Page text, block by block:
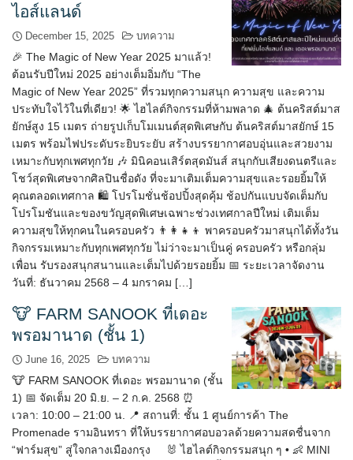
ไอส์แลนด์
December 15, 2025 บทความ
🎉 The Magic of New Year 2025 มาแล้ว!
ต้อนรับปีใหม่ 2025 อย่างเต็มอิ่มกับ “The
Magic of New Year 2025” ที่รวมทุกความสนุก ความสุข และความ
ประทับใจไว้ในที่เดียว! 🌟 ไฮไลต์กิจกรรมที่ห้ามพลาด 🎄 ต้นคริสต์มาส
ยักษ์สูง 15 เมตร ถ่ายรูปเก็บโมเมนต์สุดพิเศษกับ ต้นคริสต์มาสยักษ์ 15
เมตร พร้อมไฟประดับระยิบระยับ สร้างบรรยากาศอบอุ่นและสวยงาม
เหมาะกับทุกเพศทุกวัย 🎶 มินิคอนเสิร์ตสุดมันส์ สนุกกับเสียงดนตรีและ
โชว์สุดพิเศษจากศิลปินชื่อดัง ที่จะมาเติมเต็มความสุขและรอยยิ้มให้
คุณตลอดเทศกาล 🛍️ โปรโมชั่นช้อปปิ้งสุดคุ้ม ช้อปกันแบบจัดเต็มกับ
โปรโมชันและของขวัญสุดพิเศษเฉพาะช่วงเทศกาลปีใหม่ เติมเต็ม
ความสุขให้ทุกคนในครอบครัว 👨‍👩‍👧‍👦 พาครอบครัวมาสนุกได้ทั้งวัน
กิจกรรมเหมาะกับทุกเพศทุกวัย ไม่ว่าจะมาเป็นคู่ ครอบครัว หรือกลุ่ม
เพื่อน รับรองสนุกสนานและเต็มไปด้วยรอยยิ้ม 📅 ระยะเวลาจัดงาน
วันที่: ธันวาคม 2568 – 4 มกราคม […]
🐮 FARM SANOOK ที่เดอะ
พรอมานาด (ชั้น 1)
June 16, 2025 บทความ
🐮 FARM SANOOK ที่เดอะ พรอมานาด (ชั้น
1) 📅 จัดเต็ม 20 มิ.ย. – 2 ก.ค. 2568 ⏰
เวลา: 10:00 – 21:00 น. 📍 สถานที่: ชั้น 1 ศูนย์การค้า The
Promenade รามอินทรา ที่ให้บรรยากาศอบอวลด้วยความสดชื่นจาก
“ฟาร์มสุข” สู่ใจกลางเมืองกรุง 🐰 ไฮไลต์กิจกรรมสนุก ๆ • 👶 MINI